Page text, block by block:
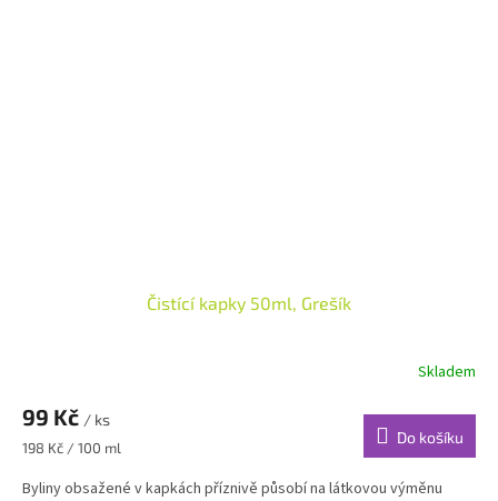
Čistící kapky 50ml, Grešík
Skladem
99 Kč / ks
Měrná
198 Kč / 100 ml
Do košíku
Byliny obsažené v kapkách příznivě působí na látkovou výměnu